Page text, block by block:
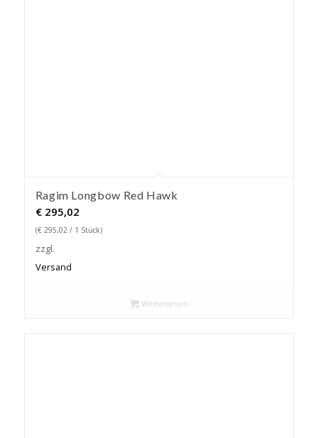
Ragim Longbow Red Hawk
€295,02
(€295,02/ 1 Stück)
zzgl.
Versand
Weiterlesen